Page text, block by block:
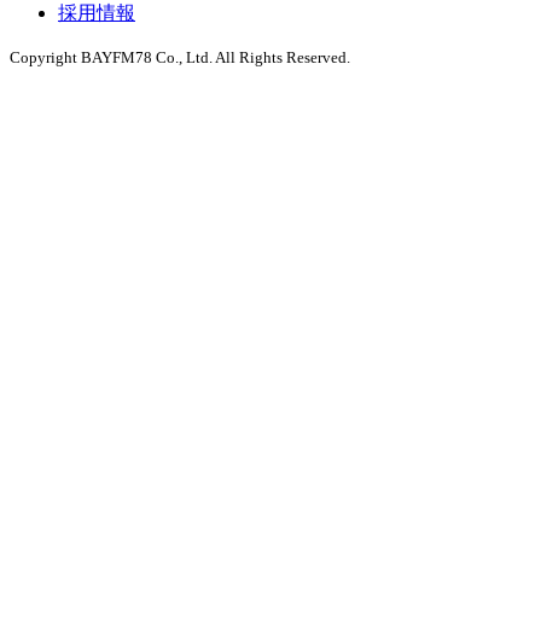
採用情報
Copyright BAYFM78 Co., Ltd. All Rights Reserved.